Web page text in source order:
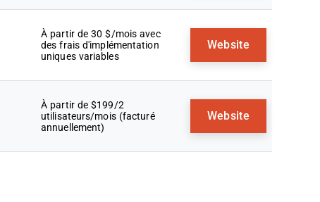
À partir de 30 $/mois avec
des frais d'implémentation
uniques variables
Website
À partir de $199/2
utilisateurs/mois (facturé
annuellement)
Website